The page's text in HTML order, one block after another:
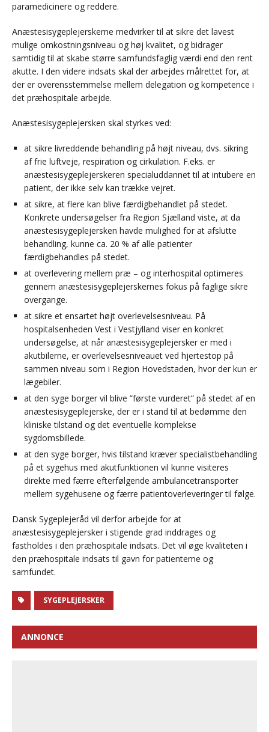
paramedicinere og reddere.
Anæstesisygeplejerskerne medvirker til at sikre det lavest
mulige omkostningsniveau og høj kvalitet, og bidrager
samtidig til at skabe større samfundsfaglig værdi end den rent
akutte. I den videre indsats skal der arbejdes målrettet for, at
der er overensstemmelse mellem delegation og kompetence i
det præhospitale arbejde.
Anæstesisygeplejersken skal styrkes ved:
at sikre livreddende behandling på højt niveau, dvs. sikring
af frie luftveje, respiration og cirkulation. F.eks. er
anæstesisygeplejerskeren specialuddannet til at intubere en
patient, der ikke selv kan trække vejret.
at sikre, at flere kan blive færdigbehandlet på stedet.
Konkrete undersøgelser fra Region Sjælland viste, at da
anæstesisygeplejersken havde mulighed for at afslutte
behandling, kunne ca. 20 % af alle patienter
færdigbehandles på stedet.
at overlevering mellem præ – og interhospital optimeres
gennem anæstesisygeplejerskernes fokus på faglige sikre
overgange.
at sikre et ensartet højt overlevelsesniveau. På
hospitalsenheden Vest i Vestjylland viser en konkret
undersøgelse, at når anæstesisygeplejersker er med i
akutbilerne, er overlevelsesniveauet ved hjertestop på
sammen niveau som i Region Hovedstaden, hvor der kun er
lægebiler.
at den syge borger vil blive ”første vurderet” på stedet af en
anæstesisygeplejerske, der er i stand til at bedømme den
kliniske tilstand og det eventuelle komplekse
sygdomsbillede.
at den syge borger, hvis tilstand kræver specialistbehandling
på et sygehus med akutfunktionen vil kunne visiteres
direkte med færre efterfølgende ambulancetransporter
mellem sygehusene og færre patientoverleveringer til følge.
Dansk Sygeplejeråd vil derfor arbejde for at
anæstesisygeplejersker i stigende grad inddrages og
fastholdes i den præhospitale indsats. Det vil øge kvaliteten i
den præhospitale indsats til gavn for patienterne og
samfundet.
SYGEPLEJERSKER
ANNONCE